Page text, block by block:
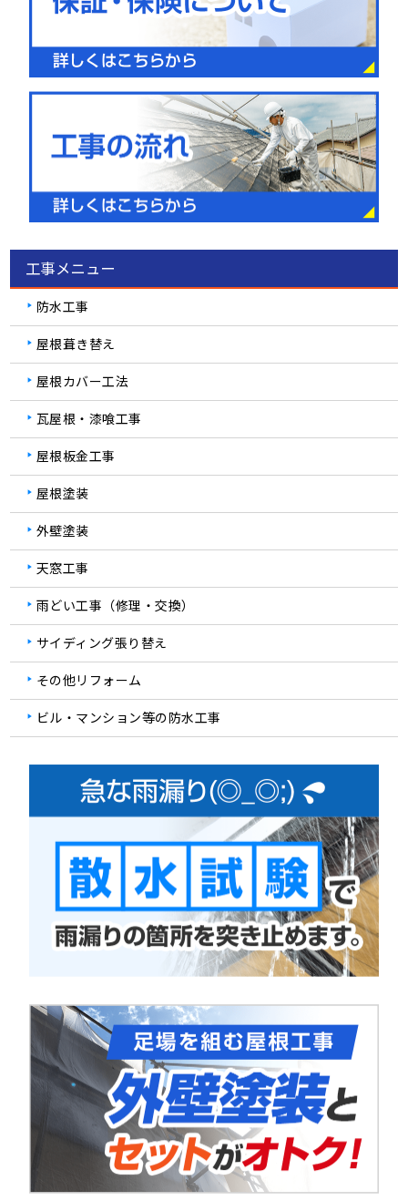
工事メニュー
防水工事
屋根葺き替え
屋根カバー工法
瓦屋根・漆喰工事
屋根板金工事
屋根塗装
外壁塗装
天窓工事
雨どい工事（修理・交換）
サイディング張り替え
その他リフォーム
ビル・マンション等の防水工事